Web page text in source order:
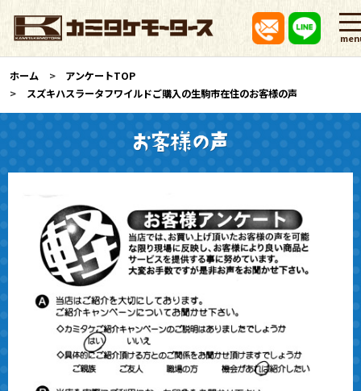
ホーム
アンケートTOP
スズキハスラータフワイルドご購入の生駒市在住のお客様の声